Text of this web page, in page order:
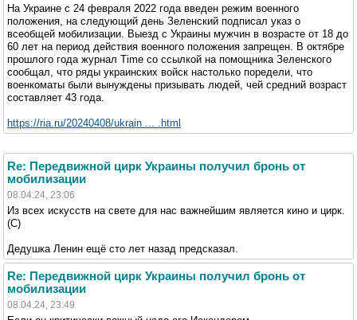
На Украине с 24 февраля 2022 года введен режим военного
положения, на следующий день Зеленский подписал указ о
всеобщей мобилизации. Выезд с Украины мужчин в возрасте от 18 до
60 лет на период действия военного положения запрещен. В октябре
прошлого года журнал Time со ссылкой на помощника Зеленского
сообщал, что ряды украинских войск настолько поредели, что
военкоматы были вынуждены призывать людей, чей средний возраст
составляет 43 года.
https://ria.ru/20240408/ukrain ... .html
Re: Передвижной цирк Украины получил бронь от
мобилизации
08.04.24, 23:06
Из всех искусств на свете для нас важнейшим является кино и цирк.
(С)
Дедушка Ленин ещё сто лет назад предсказал.
Re: Передвижной цирк Украины получил бронь от
мобилизации
08.04.24, 23:49